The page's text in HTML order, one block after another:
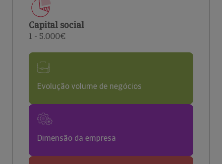
Capital social
1 - 5.000€
Evolução volume de negócios
Dimensão da empresa